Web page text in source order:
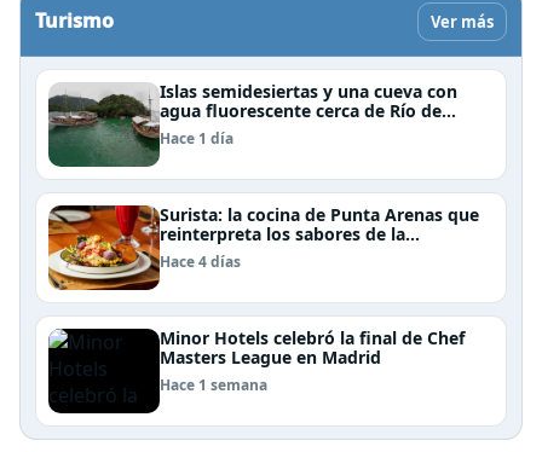
Turismo Ver más
Islas semidesiertas y una cueva con
agua fluorescente cerca de Río de
Janeiro: un recorrido imperdible por
Angra dos Reis
Hace 1 día
Surista: la cocina de Punta Arenas que
reinterpreta los sabores de la
Patagonia
Hace 4 días
Minor Hotels celebró la final de Chef
Masters League en Madrid
Hace 1 semana